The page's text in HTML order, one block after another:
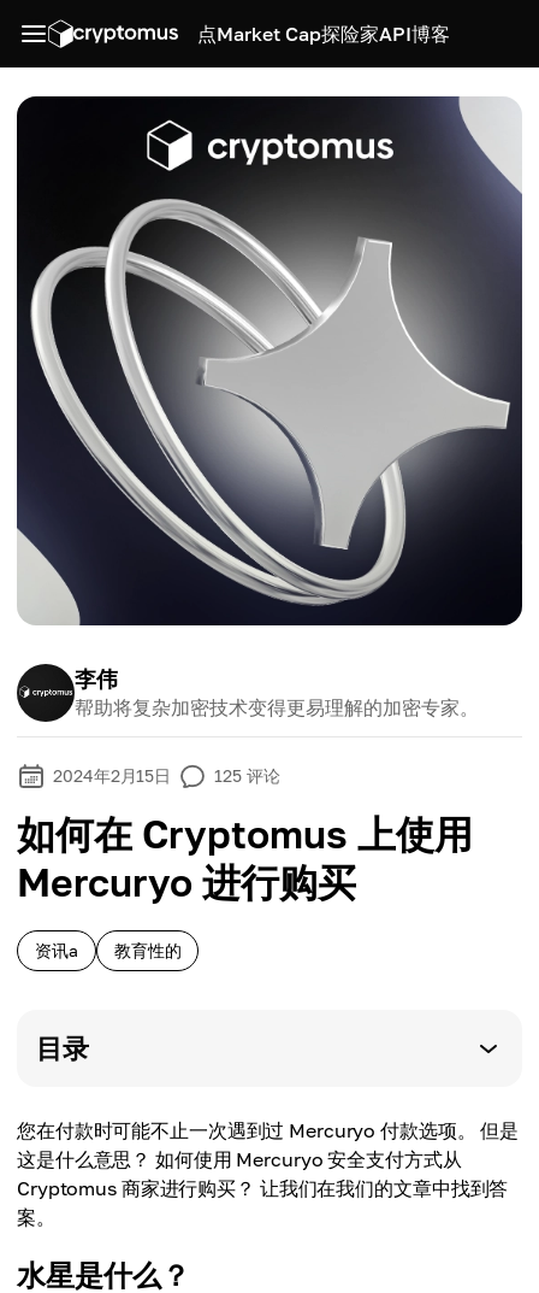
点Market Cap探险家API博客
李伟
帮助将复杂加密技术变得更易理解的加密专家。
2024年2月15日 125 评论
如何在 Cryptomus 上使用
Mercuryo 进行购买
资讯a 教育性的
目录
您在付款时可能不止一次遇到过 Mercuryo 付款选项。 但是
这是什么意思？ 如何使用 Mercuryo 安全支付方式从
Cryptomus 商家进行购买？ 让我们在我们的文章中找到答
案。
水星是什么？